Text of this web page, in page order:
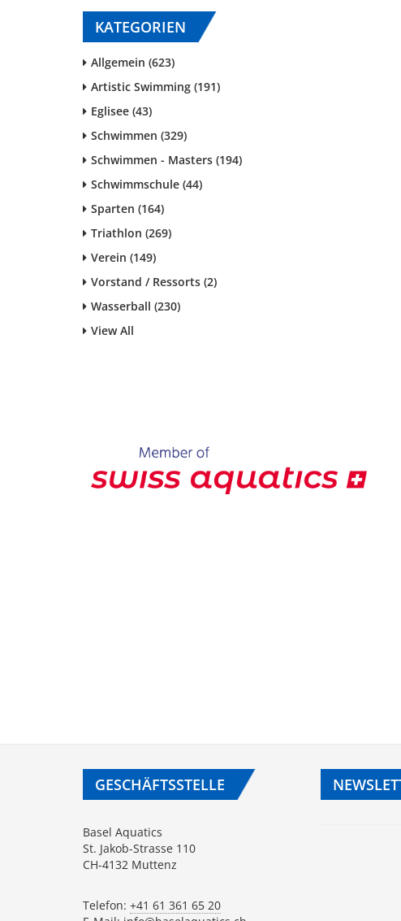
KATEGORIEN
Allgemein (623)
Artistic Swimming (191)
Eglisee (43)
Schwimmen (329)
Schwimmen - Masters (194)
Schwimmschule (44)
Sparten (164)
Triathlon (269)
Verein (149)
Vorstand / Ressorts (2)
Wasserball (230)
View All
GESCHÄFTSSTELLE
Basel Aquatics
St. Jakob-Strasse 110
CH-4132 Muttenz
Telefon: +41 61 361 65 20